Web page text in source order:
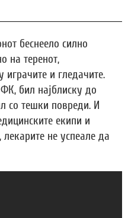
беснеело силно
на теренот,
играчите и гледачите.
бил најблиску до
со тешки повреди. И
екипи и
не успеале да